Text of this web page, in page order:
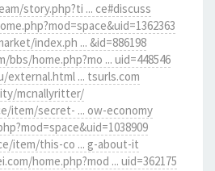
story.php?ti ... ce#discuss
index.ph ... &id=886198
home.php?mo ... uid=448546
external.html ... tsurls.com
mcnallyritter/
item/secret- ... ow-economy
item/this-co ... g-about-it
home.php?mod ... uid=362175